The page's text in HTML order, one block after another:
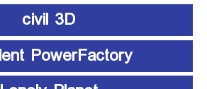
civil 3D
PowerFactory